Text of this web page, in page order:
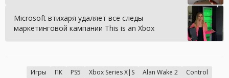
Microsoft втихаря удаляет все следы
маркетинговой кампании This is an Xbox
Игры ПК PS5 Xbox Series X|S Alan Wake 2
Control